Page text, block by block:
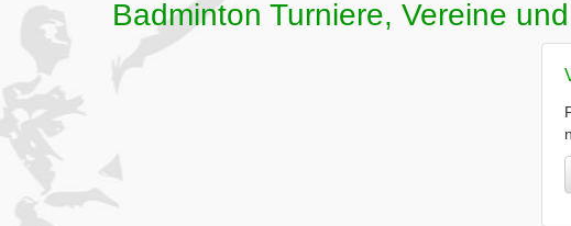
Badminton Turniere, Vereine